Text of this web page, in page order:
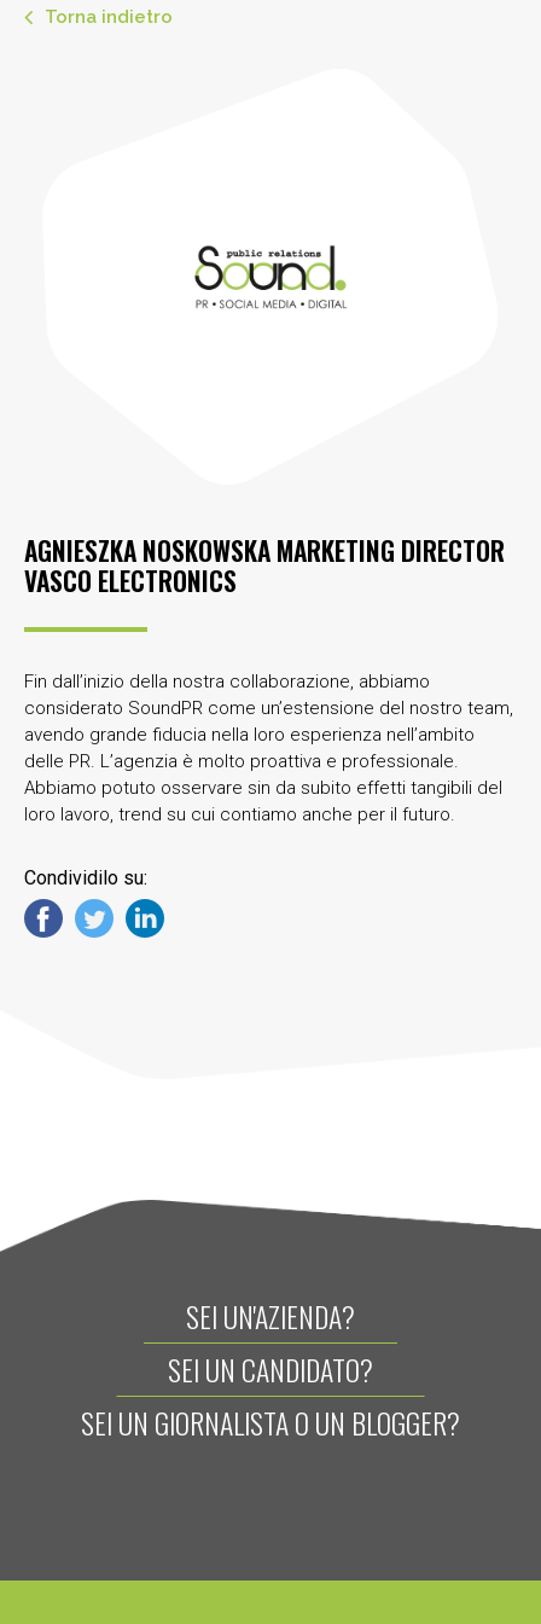
Torna indietro
AGNIESZKA NOSKOWSKA MARKETING DIRECTOR
VASCO ELECTRONICS
Fin dall’inizio della nostra collaborazione, abbiamo
considerato SoundPR come un’estensione del nostro team,
avendo grande fiducia nella loro esperienza nell’ambito
delle PR. L’agenzia è molto proattiva e professionale.
Abbiamo potuto osservare sin da subito effetti tangibili del
loro lavoro, trend su cui contiamo anche per il futuro.
Condividilo su:
SEI UN'AZIENDA?
SEI UN CANDIDATO?
SEI UN GIORNALISTA O UN BLOGGER?